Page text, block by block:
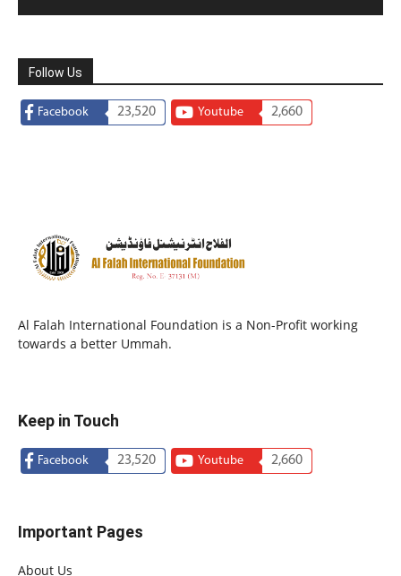
Follow Us
Facebook 23,520 Youtube 2,660
Al Falah International Foundation is a Non-Profit working
towards a better Ummah.
Keep in Touch
Facebook 23,520 Youtube 2,660
Important Pages
About Us